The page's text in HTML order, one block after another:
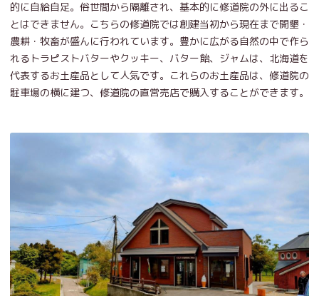
的に自給自足。俗世間から隔離され、基本的に修道院の外に出るこ
とはできません。こちらの修道院では創建当初から現在まで開墾・
農耕・牧畜が盛んに行われています。豊かに広がる自然の中で作ら
れるトラピストバターやクッキー、バター飴、ジャムは、北海道を
代表するお土産品として人気です。これらのお土産品は、修道院の
駐車場の横に建つ、修道院の直営売店で購入することができます。